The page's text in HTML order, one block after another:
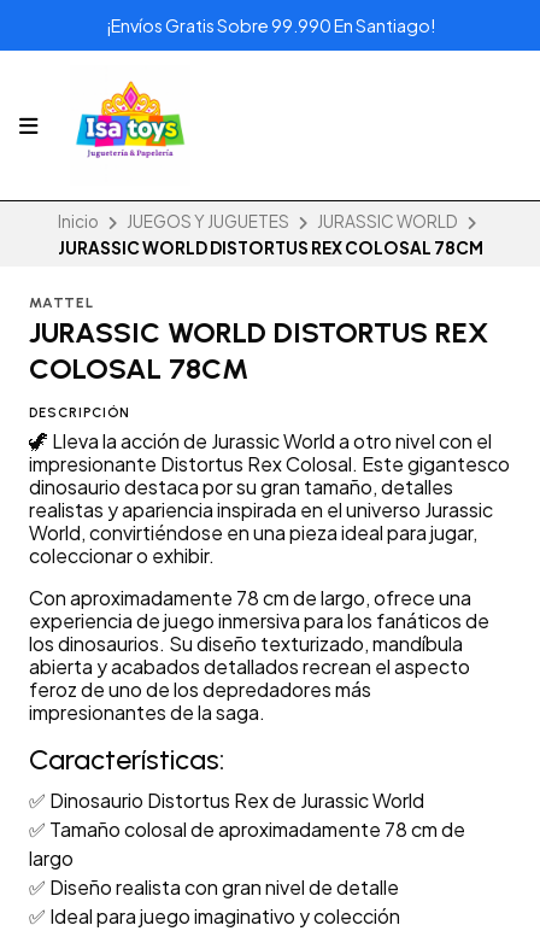
¡Envíos Gratis Sobre 99.990 En Santiago!
Inicio JUEGOS Y JUGUETES
JURASSIC WORLD
JURASSIC WORLD DISTORTUS REX COLOSAL 78CM
MATTEL
JURASSIC WORLD DISTORTUS REX
COLOSAL 78CM
DESCRIPCIÓN
🦖 Lleva la acción de Jurassic World a otro nivel con el
impresionante Distortus Rex Colosal. Este gigantesco
dinosaurio destaca por su gran tamaño, detalles
realistas y apariencia inspirada en el universo Jurassic
World, convirtiéndose en una pieza ideal para jugar,
coleccionar o exhibir.
Con aproximadamente 78 cm de largo, ofrece una
experiencia de juego inmersiva para los fanáticos de
los dinosaurios. Su diseño texturizado, mandíbula
abierta y acabados detallados recrean el aspecto
feroz de uno de los depredadores más
impresionantes de la saga.
Características:
✅ Dinosaurio Distortus Rex de Jurassic World
✅ Tamaño colosal de aproximadamente 78 cm de
largo
✅ Diseño realista con gran nivel de detalle
✅ Ideal para juego imaginativo y colección